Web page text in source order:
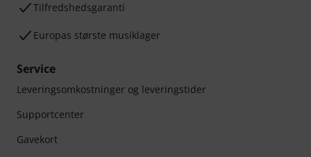
Tilfredshedsgaranti
Europas største musiklager
Service
Leveringsomkostninger og leveringstider
Supportcenter
Gavekort